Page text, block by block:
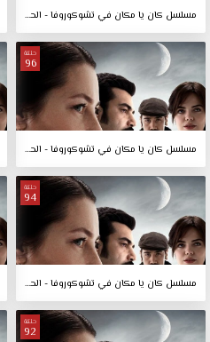
مسلسل كان يا مكان في تشوكوروفا - الحلقة 98
حلقة
96
مسلسل كان يا مكان في تشوكوروفا - الحلقة 96
حلقة
94
مسلسل كان يا مكان في تشوكوروفا - الحلقة 94
حلقة
92